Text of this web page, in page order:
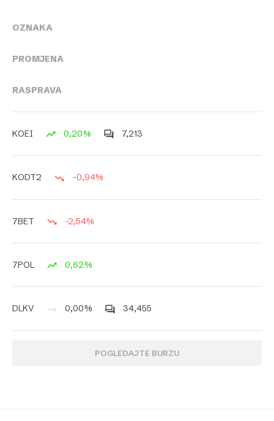
OZNAKA
PROMJENA
RASPRAVA
KOEI 0,20% 7,213
KODT2 -0,94%
7BET -2,54%
7POL 0,62%
DLKV 0,00% 34,455
POGLEDAJTE BURZU